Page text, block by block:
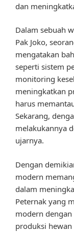
dan
Dalam sebuah
Pak Joko,
mengatakan
seperti sistem
monitoring
meningkatkan
harus
Sekarang,
melakukannya
ujarnya.
Dengan
modern
dalam
Peternak yang
modern
produksi